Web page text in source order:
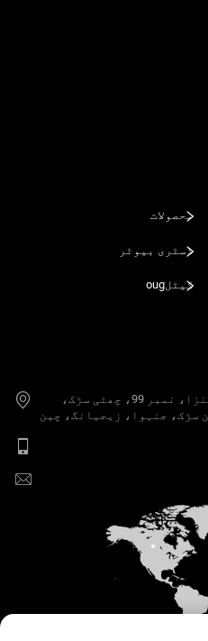
محصولات
ڈسٹری بیوٹر
کیٹلoug
کمرہ 2207، عمارت بی، فیوٹین گنزا، نمبر 99، چھٹی سڑک،
سڑک، جنہوا، زیجیانگ، چین